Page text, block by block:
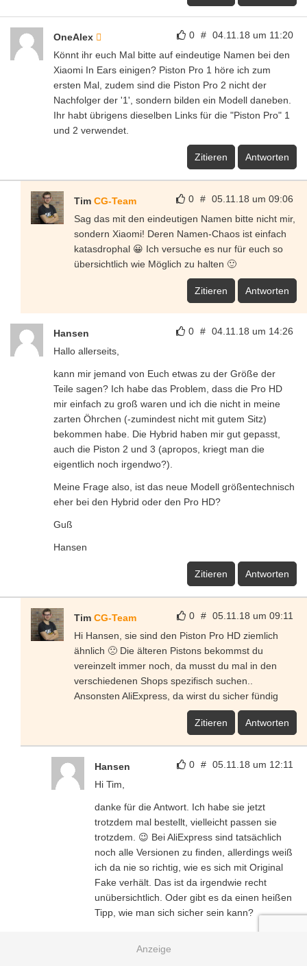
0 # 04.11.18 um 11:20
OneAlex
Könnt ihr euch Mal bitte auf eindeutige Namen bei den
Xiaomi In Ears einigen? Piston Pro 1 höre ich zum
ersten Mal, zudem sind die Piston Pro 2 nicht der
Nachfolger der '1', sondern bilden ein Modell daneben.
Ihr habt übrigens dieselben Links für die "Piston Pro" 1
und 2 verwendet.
Zitieren Antworten
0 # 05.11.18 um 09:06
Tim CG-Team
Sag das mit den eindeutigen Namen bitte nicht mir,
sondern Xiaomi! Deren Namen-Chaos ist einfach
katasdrophal 😀 Ich versuche es nur für euch so
übersichtlich wie Möglich zu halten 🙂
Zitieren Antworten
0 # 04.11.18 um 14:26
Hansen
Hallo allerseits,
kann mir jemand von Euch etwas zu der Größe der
Teile sagen? Ich habe das Problem, dass die Pro HD
mir einfach zu groß waren und ich die nicht in meine
zarten Öhrchen (-zumindest nicht mit gutem Sitz)
bekommen habe. Die Hybrid haben mir gut gepasst,
auch die Piston 2 und 3 (apropos, kriegt man die
eigentlich noch irgendwo?).
Meine Frage also, ist das neue Modell größentechnisch
eher bei den Hybrid oder den Pro HD?
Guß
Hansen
Zitieren Antworten
0 # 05.11.18 um 09:11
Tim CG-Team
Hi Hansen, sie sind den Piston Pro HD ziemlich
ähnlich 🙁 Die älteren Pistons bekommst du
vereinzelt immer noch, da musst du mal in den
verschiedenen Shops spezifisch suchen..
Ansonsten AliExpress, da wirst du sicher fündig
Zitieren Antworten
0 # 05.11.18 um 12:11
Hansen
Hi Tim,
danke für die Antwort. Ich habe sie jetzt
trotzdem mal bestellt, vielleicht passen sie
trotzdem. 😉 Bei AliExpress sind tatsächlich
noch alle Versionen zu finden, allerdings weiß
ich da nie so richtig, wie es sich mit Original
Fake verhält. Das ist da irgendwie recht
unübersichtlich. Oder gibt es da einen heißen
Tipp, wie man sich sicher sein kann?